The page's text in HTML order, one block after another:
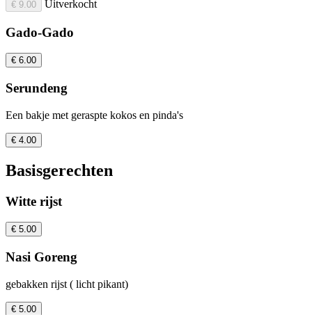
€ 9.00 Uitverkocht
Gado-Gado
€ 6.00
Serundeng
Een bakje met geraspte kokos en pinda's
€ 4.00
Basisgerechten
Witte rijst
€ 5.00
Nasi Goreng
gebakken rijst ( licht pikant)
€ 5.00